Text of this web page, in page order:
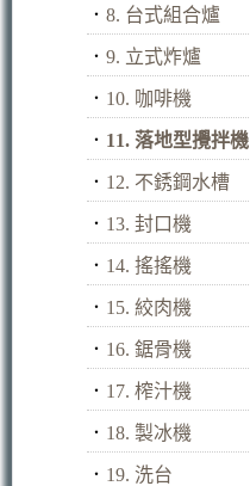
． 8. 台式組合爐
． 9. 立式炸爐
． 10. 咖啡機
． 11. 落地型攪拌機
． 12. 不銹鋼水槽
． 13. 封口機
． 14. 搖搖機
． 15. 絞肉機
． 16. 鋸骨機
． 17. 榨汁機
． 18. 製冰機
． 19. 洗台